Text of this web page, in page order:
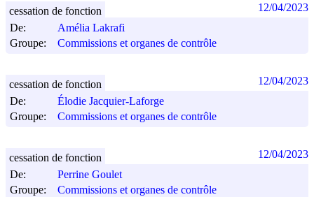
De:
Amélia Lakrafi
Groupe:
Commissions et organes de contrôle
cessation de fonction 12/04/2023
De:
Élodie Jacquier-Laforge
Groupe:
Commissions et organes de contrôle
cessation de fonction 12/04/2023
De:
Perrine Goulet
Groupe:
Commissions et organes de contrôle
cessation de fonction 12/04/2023